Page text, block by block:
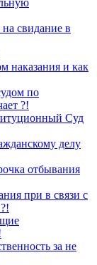
свидание в
наказания и как
по
?!
Суд
делу
отбывания
при в связи с
за не